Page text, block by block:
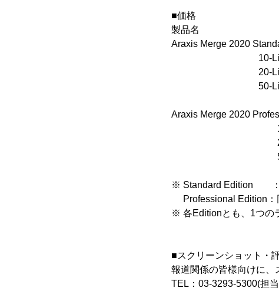
■価格
製品名 メー
Araxis Merge 2020
10-License
20-License
50-License
Araxis Merge 2020
10-License
20-License
50-License
※ Standard Edition ：
Professional Edition：
※ 各Editionとも、1つの
■スクリーンショット・
報道関係の皆様向けに、
TEL：03-3293-5300(担